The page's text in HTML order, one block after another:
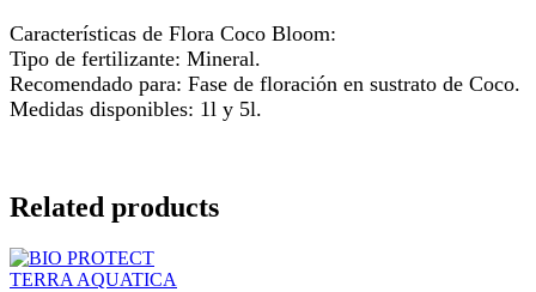
Características de Flora Coco Bloom:
Tipo de fertilizante: Mineral.
Recomendado para: Fase de floración en sustrato de Coco.
Medidas disponibles: 1l y 5l.
Related products
TERRA AQUATICA